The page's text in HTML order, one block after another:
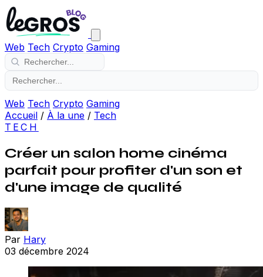
Web Tech Crypto Gaming
Web Tech Crypto Gaming
Accueil / À la une / Tech
TECH
Créer un salon home cinéma
parfait pour profiter d'un son et
d'une image de qualité
Par Hary
03 décembre 2024